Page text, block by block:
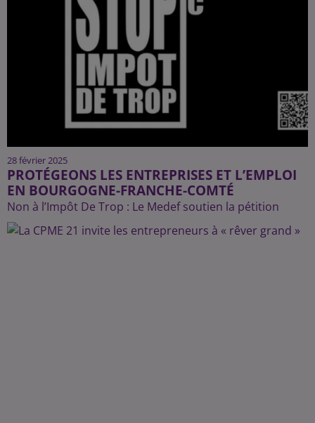
28 février 2025
PROTÉGEONS LES ENTREPRISES ET L’EMPLOI
EN BOURGOGNE-FRANCHE-COMTÉ
Non à l’Impôt De Trop : Le Medef soutien la pétition